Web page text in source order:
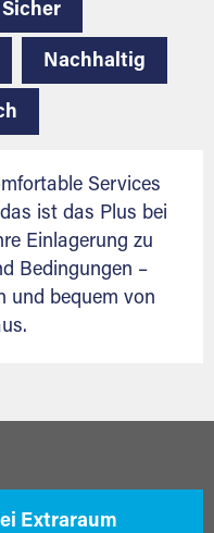
Sicher
Nachhaltig
Services
ist das Plus bei
Einlagerung zu
Bedingungen –
und bequem von
Extraraum